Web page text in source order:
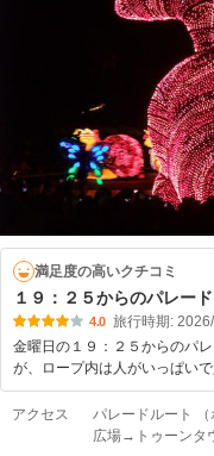
満足度の高いクチコミ
１９：２５からのパレー
4.0 旅行時期:
金曜日の１９：２５からのパ
が、ロープ内は人がいっぱい
アクセス
パレードルート
広場→トゥーンタ